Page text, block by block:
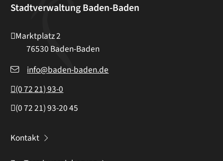
Stadtverwaltung Baden-Baden
Marktplatz 2
76530 Baden-Baden
info@baden-baden.de
(07221) 93-0
(07221) 93-2045
Kontakt